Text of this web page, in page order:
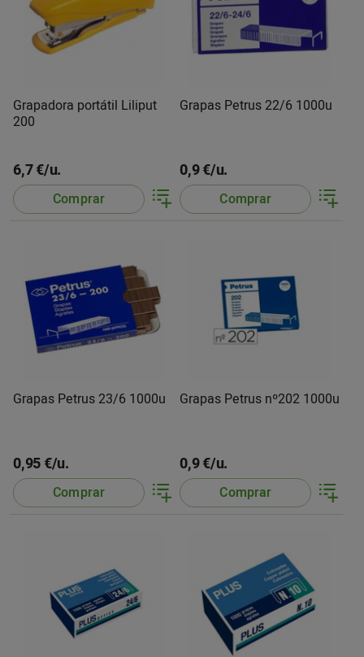
Grapadora portátil Liliput
200
6,7 €/u.
Comprar
Grapas Petrus 22/6 1000u
0,9 €/u.
Comprar
Grapas Petrus 23/6 1000u
0,95 €/u.
Comprar
Grapas Petrus nº202 1000u
0,9 €/u.
Comprar